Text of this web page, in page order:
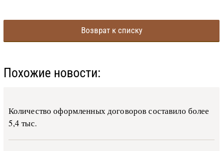
Возврат к списку
Похожие новости:
Количество оформленных договоров составило более
5,4 тыс.